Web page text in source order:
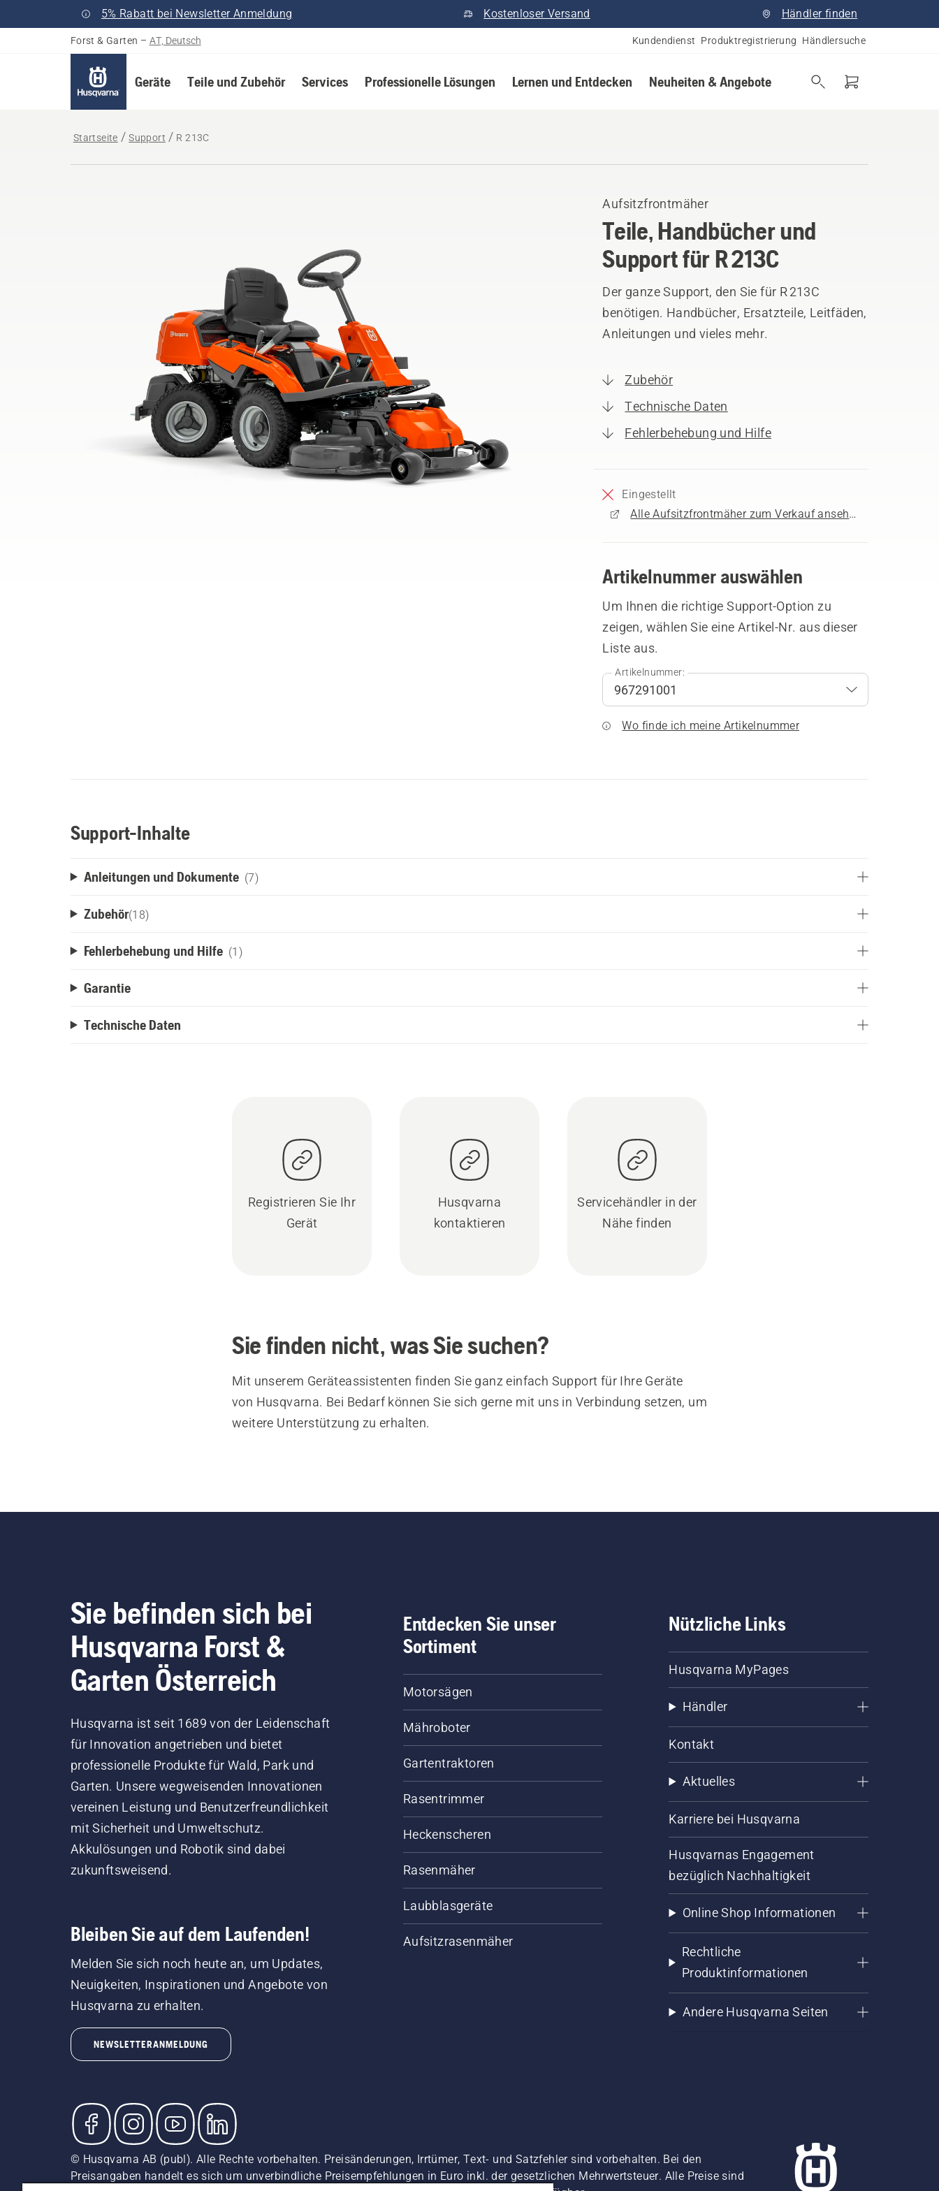
5% Rabatt bei Newsletter Anmeldung Kostenloser Versand Händler finden
Forst & Garten – AT, Deutsch Kundendienst Produktregistrierung Händlersuche
Geräte Teile und Zubehör Services Professionelle Lösungen Lernen und Entdecken Neuheiten & Angebote
Startseite Support R 213C
Aufsitzfrontmäher
Teile, Handbücher und
Support für R 213C
Der ganze Support, den Sie für R 213C
benötigen. Handbücher, Ersatzteile, Leitfäden,
Anleitungen und vieles mehr.
Zubehör
Technische Daten
Fehlerbehebung und Hilfe
Eingestellt
Alle Aufsitzfrontmäher zum Verkauf ansehen
Artikelnummer auswählen
Um Ihnen die richtige Support-Option zu
zeigen, wählen Sie eine Artikel-Nr. aus dieser
Liste aus.
Artikelnummer:
Wo finde ich meine Artikelnummer
Support-Inhalte
Anleitungen und Dokumente (7)
Zubehör(18)
Fehlerbehebung und Hilfe (1)
Garantie
Technische Daten
Registrieren Sie Ihr
Gerät
Husqvarna
kontaktieren
Servicehändler in der
Nähe finden
Sie finden nicht, was Sie suchen?
Mit unserem Geräteassistenten finden Sie ganz einfach Support für Ihre Geräte
von Husqvarna. Bei Bedarf können Sie sich gerne mit uns in Verbindung setzen, um
weitere Unterstützung zu erhalten.
Sie befinden sich bei
Husqvarna Forst &
Garten Österreich
Husqvarna ist seit 1689 von der Leidenschaft
für Innovation angetrieben und bietet
professionelle Produkte für Wald, Park und
Garten. Unsere wegweisenden Innovationen
vereinen Leistung und Benutzerfreundlichkeit
mit Sicherheit und Umweltschutz.
Akkulösungen und Robotik sind dabei
zukunftsweisend.
Bleiben Sie auf dem Laufenden!
Melden Sie sich noch heute an, um Updates,
Neuigkeiten, Inspirationen und Angebote von
Husqvarna zu erhalten.
NEWSLETTERANMELDUNG
Entdecken Sie unser
Sortiment
Motorsägen
Mähroboter
Gartentraktoren
Rasentrimmer
Heckenscheren
Rasenmäher
Laubblasgeräte
Aufsitzrasenmäher
Nützliche Links
Husqvarna MyPages
Händler
Kontakt
Aktuelles
Karriere bei Husqvarna
Husqvarnas Engagement
bezüglich Nachhaltigkeit
Online Shop Informationen
Rechtliche
Produktinformationen
Andere Husqvarna Seiten
© Husqvarna AB (publ). Alle Rechte vorbehalten. Preisänderungen, Irrtümer, Text- und Satzfehler sind vorbehalten. Bei den
Preisangaben handelt es sich um unverbindliche Preisempfehlungen in Euro inkl. der gesetzlichen Mehrwertsteuer. Alle Preise sind